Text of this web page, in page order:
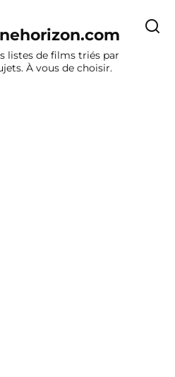
listes de films triés par
À vous de choisir.